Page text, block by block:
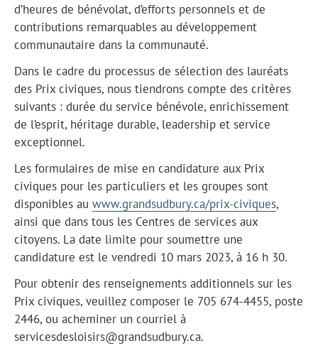
d’heures de bénévolat, d’efforts personnels et de
contributions remarquables au développement
communautaire dans la communauté.
Dans le cadre du processus de sélection des lauréats
des Prix civiques, nous tiendrons compte des critères
suivants : durée du service bénévole, enrichissement
de l’esprit, héritage durable, leadership et service
exceptionnel.
Les formulaires de mise en candidature aux Prix
civiques pour les particuliers et les groupes sont
disponibles au www.grandsudbury.ca/prix-civiques,
ainsi que dans tous les Centres de services aux
citoyens. La date limite pour soumettre une
candidature est le vendredi 10 mars 2023, à 16 h 30.
Pour obtenir des renseignements additionnels sur les
Prix civiques, veuillez composer le 705 674-4455, poste
2446, ou acheminer un courriel à
servicesdesloisirs@grandsudbury.ca.